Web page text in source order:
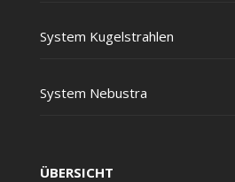
Sys­tem Kugelstrahlen
Sys­tem Nebustra
ÜBERSICHT